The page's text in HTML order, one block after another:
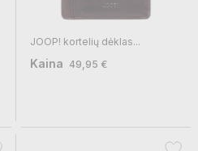
JOOP! kortelių dėklas...
Kaina 49,95 €